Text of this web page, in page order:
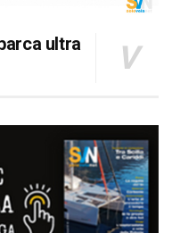
ultra